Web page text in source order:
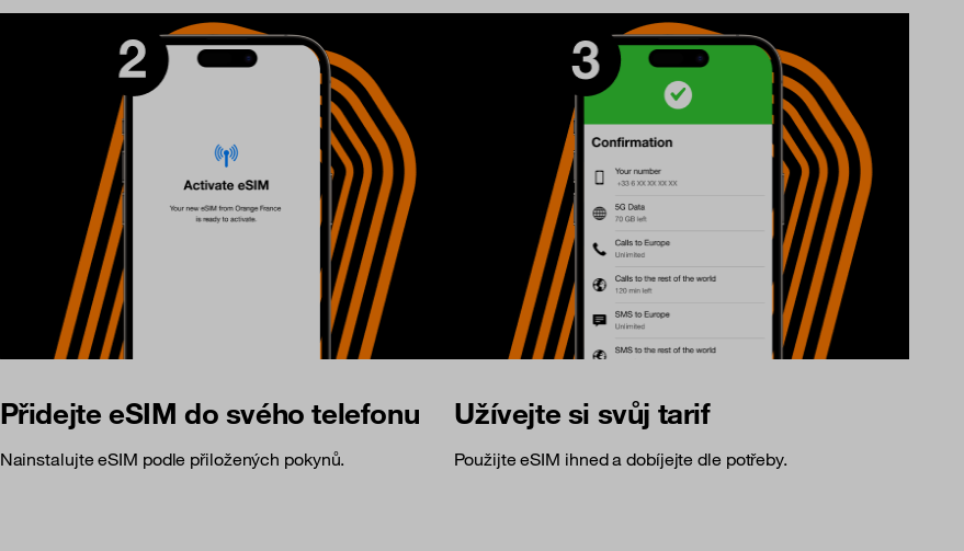
Přidejte eSIM do svého telefonu
Nainstalujte eSIM podle přiložených pokynů.
Užívejte si svůj tarif
Použijte eSIM ihned a dobíjejte dle potřeby.